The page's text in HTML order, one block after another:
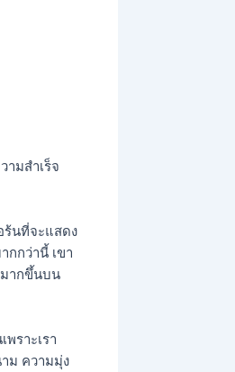
มสำเร็จ
ร้นที่จะแสดง
กกว่านี้ เขา
มากขึ้นบน
ราะเรา
ม ความมุ่ง